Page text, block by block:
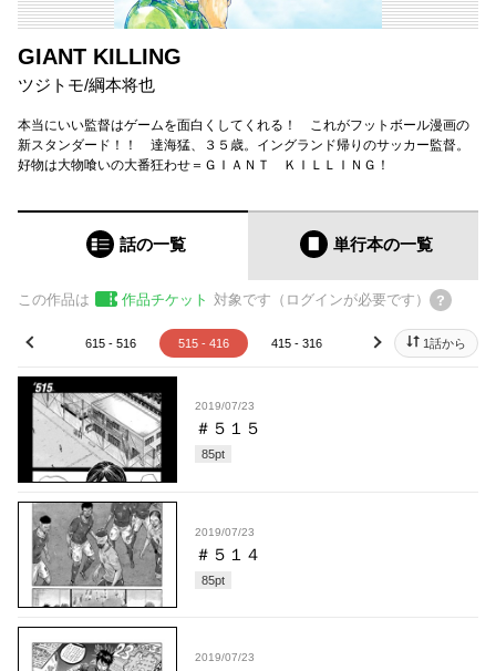
GIANT KILLING
ツジトモ/綱本将也
本当にいい監督はゲームを面白くしてくれる！ これがフットボール漫画の
新スタンダード！！ 達海猛、３５歳。イングランド帰りのサッカー監督。
好物は大物喰いの大番狂わせ＝ＧＩＡＮＴ ＫＩＬＬＩＮＧ！
話の一覧 単行本の一覧
この作品は 作品チケット 対象です（ログインが必要です）
- 616 615 - 516 515 - 416 415 - 316 315 - 216 215 -
prev next 1話から
2019/07/23
＃５１５
85pt
2019/07/23
＃５１４
85pt
2019/07/23